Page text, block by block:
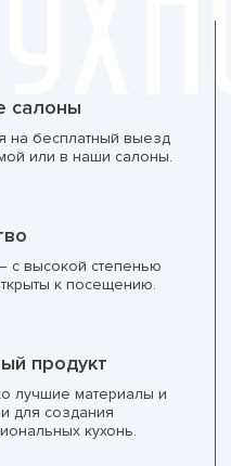
салоны
на бесплатный выезд
или в наши салоны.
с высокой степенью
к посещению.
продукт
лучшие материалы и
для создания
кухонь.